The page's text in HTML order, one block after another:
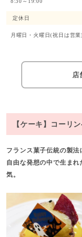
定休日
月曜日・火曜日(祝日は営業
店
【ケーキ】コーリ
フランス菓子伝統の製法
自由な発想の中で生ま
気。